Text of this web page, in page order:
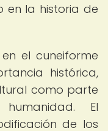
en la historia de
el cuneiforme
histórica,
como parte
El
de los